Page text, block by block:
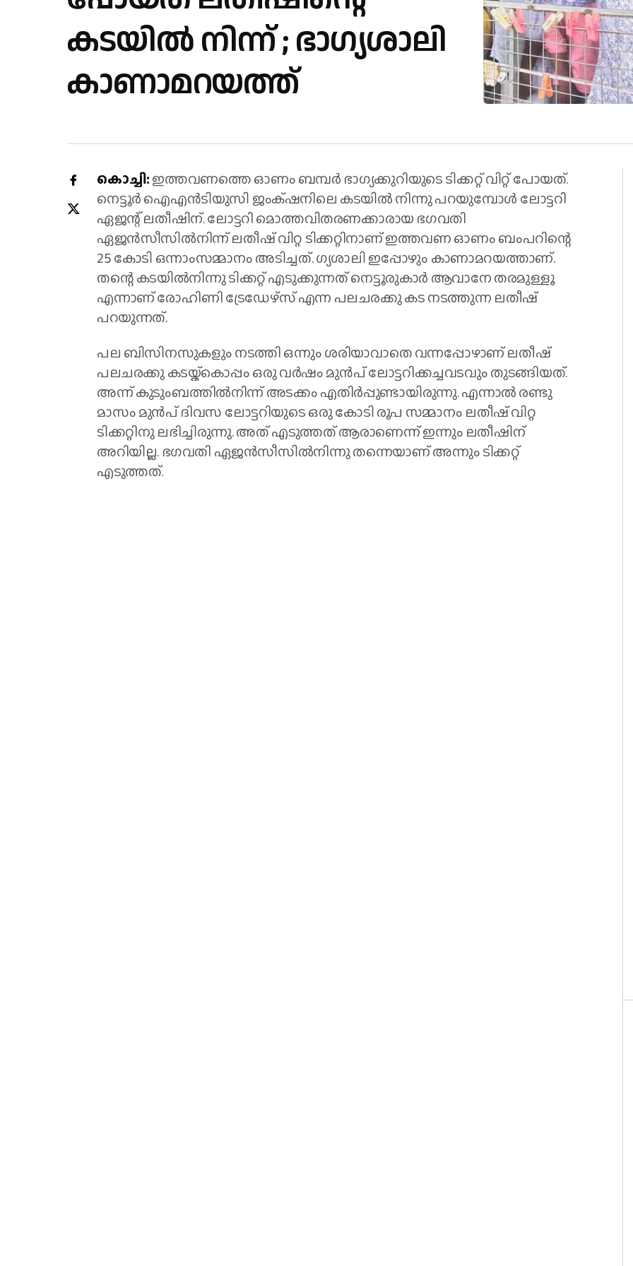
കടയിൽ നിന്ന് ; ഭാ​ഗ്യശാലി
കാണാമറയത്ത്
കൊച്ചി:ഇത്തവണത്തെ ഓണം ബമ്പർ ഭാ​ഗ്യക്കുറിയുടെ ടിക്കറ്റ് വിറ്റ് പോയത്.
നെട്ടൂർ ഐഎൻടിയുസി ജംക്‌ഷനിലെ കടയിൽ നിന്നു പറയുമ്പോൾ ലോട്ടറി
ഏജന്റ് ലതീഷിന്. ലോട്ടറി മൊത്തവിതരണക്കാരായ ഭഗവതി
ഏജൻസീസിൽനിന്ന് ലതീഷ് വിറ്റ ടിക്കറ്റിനാണ് ഇത്തവണ ഓണം ബംപറിന്റെ
25 കോടി ഒന്നാംസമ്മാനം അടിച്ചത്. ഗ്യശാലി ഇപ്പോഴും കാണാമറയത്താണ്.
തന്റെ കടയിൽനിന്നു ടിക്കറ്റ് എടുക്കുന്നത് നെട്ടൂരുകാർ ആവാനേ തരമുള്ളൂ
എന്നാണ് രോഹിണി ട്രേഡേഴ്സ് എന്ന പലചരക്കു കട നടത്തുന്ന ലതീഷ്
പറയുന്നത്.
പല ബിസിനസുകളും നടത്തി ഒന്നും ശരിയാവാതെ വന്നപ്പോഴാണ് ലതീഷ്
പലചരക്കു കടയ്ക്കൊപ്പം ഒരു വര്‍ഷം മുൻപ് ലോട്ടറിക്കച്ചവടവും തുടങ്ങിയത്.
അന്ന് കുടുംബത്തിൽനിന്ന് അടക്കം എതിർപ്പുണ്ടായിരുന്നു. എന്നാൽ രണ്ടു
മാസം മുൻപ് ദിവസ ലോട്ടറിയുടെ ഒരു കോടി രൂപ സമ്മാനം ലതീഷ് വിറ്റ
ടിക്കറ്റിനു ലഭിച്ചിരുന്നു. അത് എടുത്തത് ആരാണെന്ന് ഇന്നും ലതീഷിന്
അറിയില്ല. ഭഗവതി ഏജൻസീസിൽനിന്നു തന്നെയാണ് അന്നും ടിക്കറ്റ്
എടുത്തത്.